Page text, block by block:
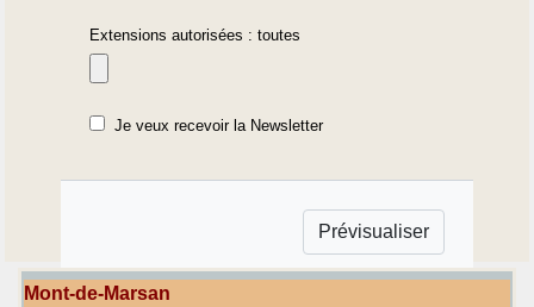
Extensions autorisées : toutes
Je veux recevoir la Newsletter
Mont-de-Marsan